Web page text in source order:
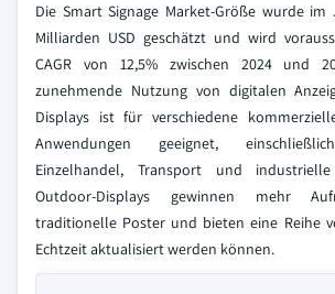
Die Smart Signage Market-Größe wurde im
Milliarden USD geschätzt und wird
CAGR von 12,5% zwischen 2024 und
zunehmende Nutzung von digitalen
Displays ist für verschiedene
Anwendungen geeignet,
Einzelhandel, Transport und industrielle
Outdoor-Displays gewinnen mehr
traditionelle Poster und bieten eine Reihe
Echtzeit aktualisiert werden können.